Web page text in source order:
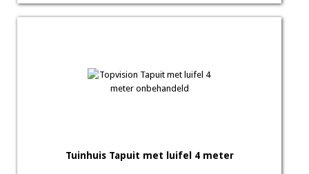
Tuinhuis Tapuit met luifel 4 meter